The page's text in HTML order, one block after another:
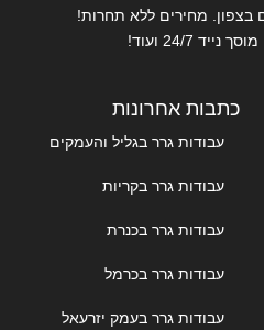
בצפון. מחירים ללא תחרות!
24/7 ועוד!
כתבות אחרונות
עבודות גרר בגליל והעמקים
עבודות גרר בקריות
עבודות גרר בכנרת
עבודות גרר בכרמל
עבודות גרר בעמק יזרעאל